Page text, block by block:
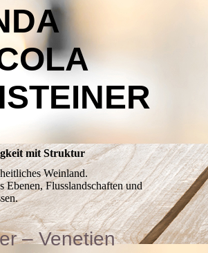
mit Struktur
Weinland.
Ebenen, Flusslandschaften und
– Venetien